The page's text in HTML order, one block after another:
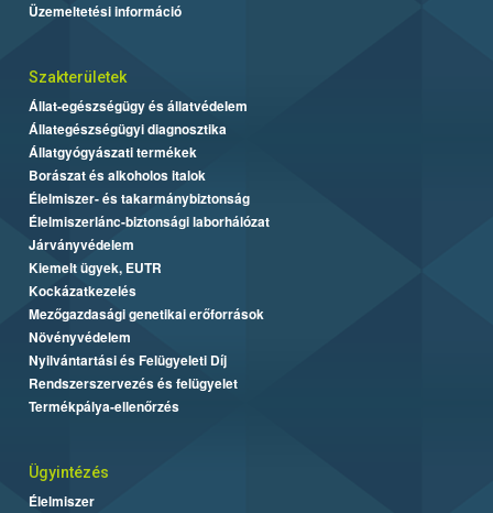
Üzemeltetési információ
Szakterületek
Állat-egészségügy és állatvédelem
Állategészségügyi diagnosztika
Állatgyógyászati termékek
Borászat és alkoholos italok
Élelmiszer- és takarmánybiztonság
Élelmiszerlánc-biztonsági laborhálózat
Járványvédelem
Kiemelt ügyek, EUTR
Kockázatkezelés
Mezőgazdasági genetikai erőforrások
Növényvédelem
Nyilvántartási és Felügyeleti Díj
Rendszerszervezés és felügyelet
Termékpálya-ellenőrzés
Ügyintézés
Élelmiszer